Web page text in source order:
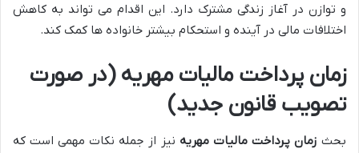
و توازن در آغاز زندگی مشترک دارد. این اقدام می تواند به کاهش
اختلافات مالی در آینده و استحکام بیشتر خانواده ها کمک کند.
زمان پرداخت مالیات مهریه (در صورت
تصویب قانون جدید)
بحث زمان پرداخت مالیات مهریه نیز از جمله نکات مهمی است که